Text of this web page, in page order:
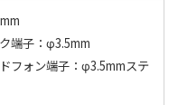
端子：φ3.5mm
フォン端子：φ3.5mmステ